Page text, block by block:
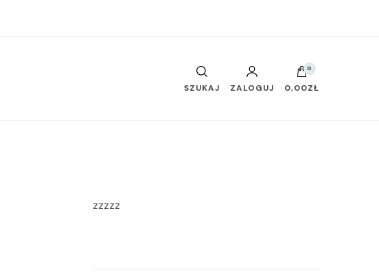
SZUKAJ ZALOGUJ
0
0,00ZŁ
zzzzz